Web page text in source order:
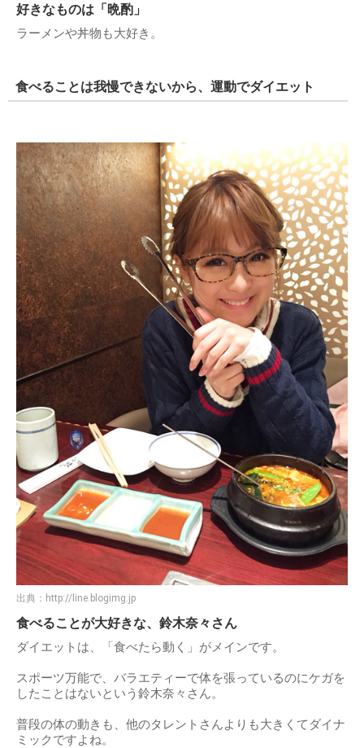
好きなものは「晩酌」
ラーメンや丼物も大好き。
食べることは我慢できないから、運動でダイエット
出典： http://line.blogimg.jp
食べることが大好きな、鈴木奈々さん
ダイエットは、「食べたら動く」がメインです。
スポーツ万能で、バラエティーで体を張っているのにケガを
したことはないという鈴木奈々さん。
普段の体の動きも、他のタレントさんよりも大きくてダイナ
ミックですよね。